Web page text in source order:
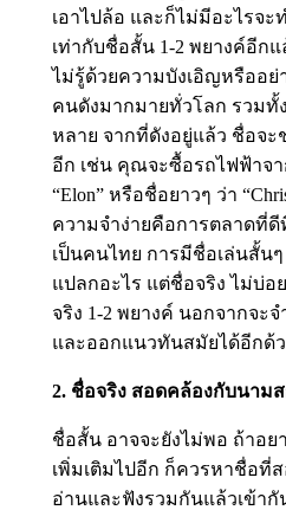
เอาไปล้อ และก็ไม่มีอะไรจะ
เท่ากับชื่อสั้น 1-2 พยางค์อีก
ไม่รู้ด้วยความบังเอิญหรืออย่
คนดังมากมายทั่วโลก รวมทั้
หลาย จากที่ดังอยู่แล้ว ชื่อจะ
อีก เช่น คุณจะซื้อรถไฟฟ้าจ
“Elon” หรือชื่อยาวๆ ว่า
ความจำง่ายคือการตลาดที่
เป็นคนไทย การมีชื่อเล่นสั้น
แปลกอะไร แต่ชื่อจริง ไม่บ่อ
จริง 1-2 พยางค์ นอกจากจะ
และออกแนวทันสมัยได้อีกด้
2. ชื่อจริง สอดคล้องกับนาม
ชื่อสั้น อาจจะยังไม่พอ ถ้าอย
เพิ่มเติมไปอีก ก็ควรหาชื่อที่
อ่านและฟังรวมกันแล้วเข้ากั